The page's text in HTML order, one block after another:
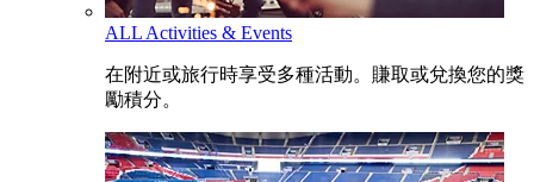
ALL Activities & Events
在附近或旅行時享受多種活動。賺取或兌換您的獎
勵積分。